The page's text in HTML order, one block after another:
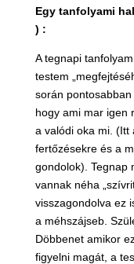
Egy tanfolyami
) :
A tegnapi
testem
során
hogy ami mar igen
a valódi oka mi. (Itt
fertőzésekre és a
gondolok). Tegnap
vannak néha
visszagondolva ez
a méhszájseb.
Döbbenet amikor
figyelni magát, a